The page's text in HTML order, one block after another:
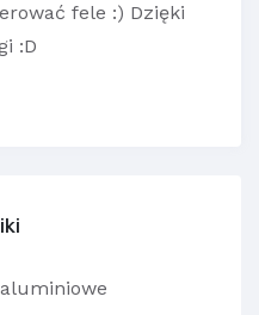
fele :) Dzięki
:D